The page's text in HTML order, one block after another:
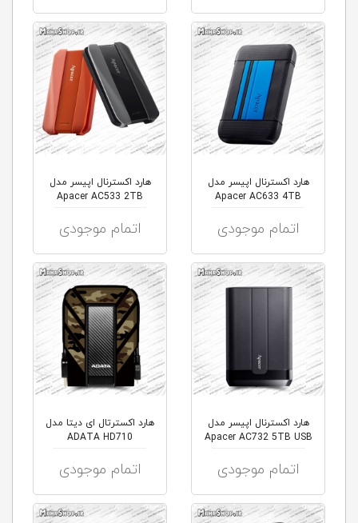
هارد اکسترنال اپیسر مدل
Apacer AC633 4TB
اتمام موجودی
هارد اکسترنال اپیسر مدل
Apacer AC533 2TB
اتمام موجودی
هارد اکسترنال اپیسر مدل
Apacer AC732 5TB USB
اتمام موجودی
هارد اکسترتال ای دیتا مدل
ADATA HD710
اتمام موجودی